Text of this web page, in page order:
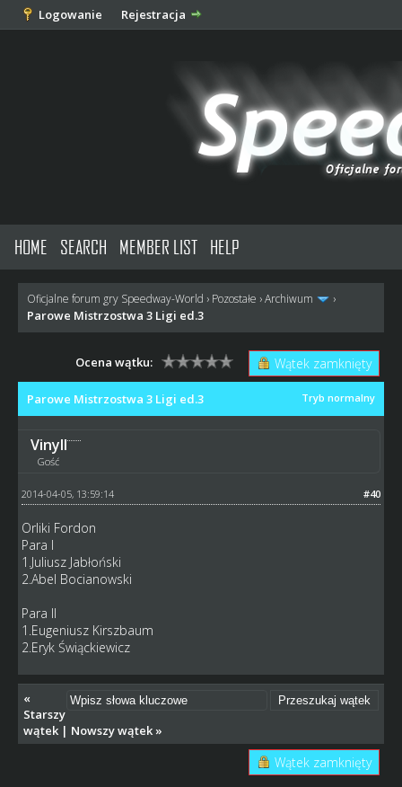
Logowanie Rejestracja
HOME SEARCH MEMBER LIST HELP
Oficjalne forum gry Speedway-World › Pozostałe ›Archiwum ›
Parowe Mistrzostwa 3 Ligi ed.3
Wątek zamknięty
Ocena wątku:
Tryb normalny
Parowe Mistrzostwa 3 Ligi ed.3
Vinyll
Gość
#40
2014-04-05, 13:59:14
Orliki Fordon
Para I
1.Juliusz Jabłoński
2.Abel Bocianowski
Para II
1.Eugeniusz Kirszbaum
2.Eryk Świąckiewicz
«
Starszy
wątek| Nowszy wątek»
Wątek zamknięty